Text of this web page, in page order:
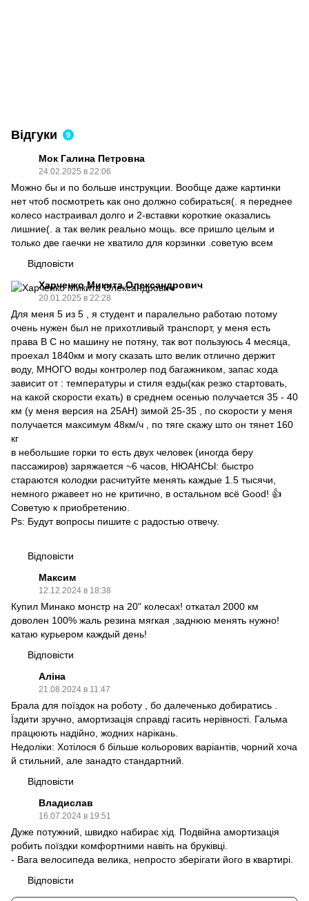
Відгуки 9
Мок Галина Петровна
24.02.2025 в 22:06
Можно бы и по больше инструкции. Вообще даже картинки
нет чтоб посмотреть как оно должно собираться(. я переднее
колесо настраивал долго и 2-вставки короткие оказались
лишние(. а так велик реально мощь. все пришло целым и
только две гаечки не хватило для корзинки .советую всем
Відповісти
Харченко Микита Олександрович
20.01.2025 в 22:28
Для меня 5 из 5 , я студент и паралельно работаю потому
очень нужен был не прихотливый транспорт, у меня есть
права B C но машину не потяну, так вот пользуюсь 4 месяца,
проехал 1840км и могу сказать што велик отлично держит
воду, МНОГО воды контролер под багажником, запас хода
зависит от : температуры и стиля езды(как резко стартовать,
на какой скорости ехать) в среднем осенью получается 35 - 40
км (у меня версия на 25AH) зимой 25-35 , по скорости у меня
получается максимум 48км/ч , по тяге скажу што он тянет 160
кг
в небольшие горки то есть двух человек (иногда беру
пассажиров) заряжается ~6 часов, НЮАНСЫ: быстро
стараются колодки расчитуйте менять каждые 1.5 тысячи,
немного ржавеет но не критично, в остальном всё Good! 👍
Советую к приобретению.
Ps: Будут вопросы пишите с радостью отвечу.
Відповісти
Максим
12.12.2024 в 18:38
Купил Минако монстр на 20" колесах! откатал 2000 км
доволен 100% жаль резина мягкая ,заднюю менять нужно!
катаю курьером каждый день!
Відповісти
Аліна
21.08.2024 в 11:47
Брала для поїздок на роботу , бо далеченько добиратись .
Їздити зручно, амортизація справді гасить нерівності. Гальма
працюють надійно, жодних нарікань.
Недоліки: Хотілося б більше кольорових варіантів, чорний хоча
й стильний, але занадто стандартний.
Відповісти
Владислав
16.07.2024 в 19:51
Дуже потужний, швидко набирає хід. Подвійна амортизація
робить поїздки комфортними навіть на бруківці.
- Вага велосипеда велика, непросто зберігати його в квартирі.
Відповісти